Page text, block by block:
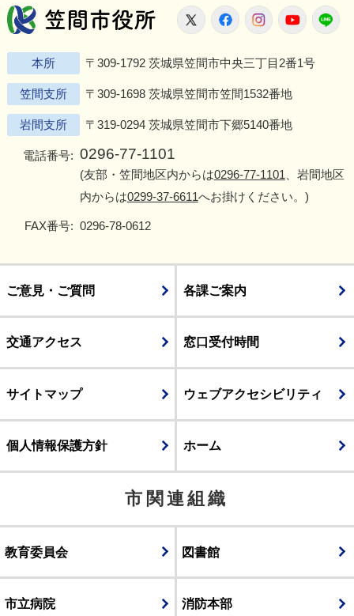
笠間市役所
X FacebookInstagram
本所 〒309-1792 茨城県笠間市中央三丁目2番1号
笠間支所 〒309-1698 茨城県笠間市笠間1532番地
岩間支所 〒319-0294 茨城県笠間市下郷5140番地
電話番号: 0296-77-1101
(友部・笠間地区内からは0296-77-1101 、岩間地区
内からは0299-37-6611へお掛けください。)
FAX番号: 0296-78-0612
ご意見・ご質問 各課ご案内
交通アクセス 窓口受付時間
サイトマップ ウェブアクセシビリティ
個人情報保護方針 ホーム
市関連組織
教育委員会 図書館
市立病院 消防本部